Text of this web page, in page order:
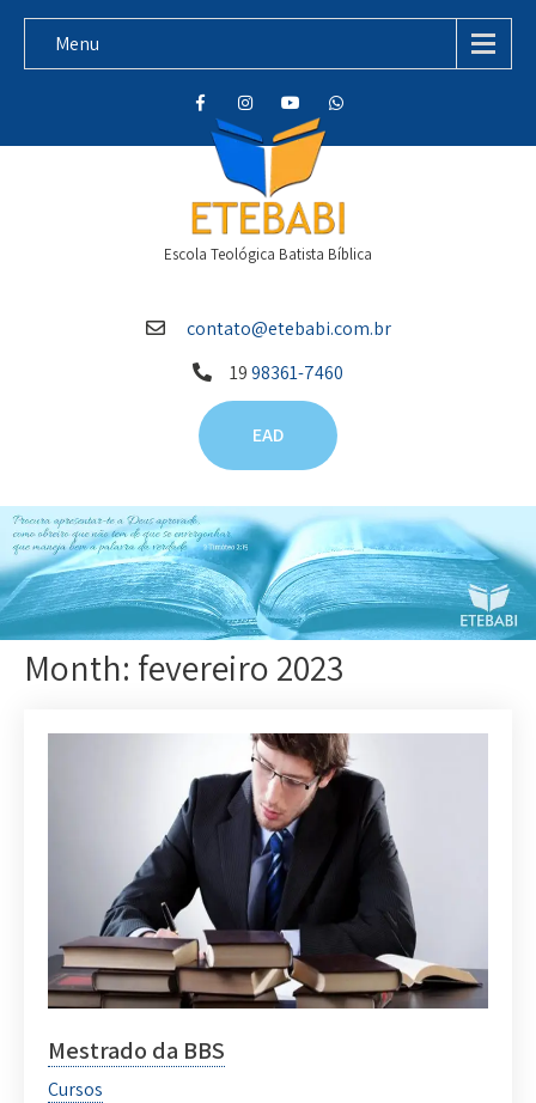
Menu
Escola Teológica Batista Bíblica
contato@etebabi.com.br
1998361-7460
EAD
Month: fevereiro 2023
Mestrado da BBS
Cursos